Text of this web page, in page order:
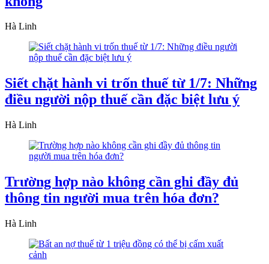
Hà Linh
Siết chặt hành vi trốn thuế từ 1/7: Những
điều người nộp thuế cần đặc biệt lưu ý
Hà Linh
Trường hợp nào không cần ghi đầy đủ
thông tin người mua trên hóa đơn?
Hà Linh